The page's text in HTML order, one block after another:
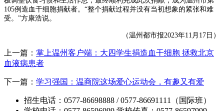
105例造血干细胞捐献者。“整个捐献过程并没有当初想象的紧张和难
受。”方康浩说。
（温州都市报2023年11月17日）
上一篇： 掌上温州客户端：大四学生捐造血干细胞 拯救北京
血液病患者
下一篇： 学习强国：温商院这场爱心运动会，有趣又有爱
招生电话：0577-86698888 / 0577-86691111（国际班）